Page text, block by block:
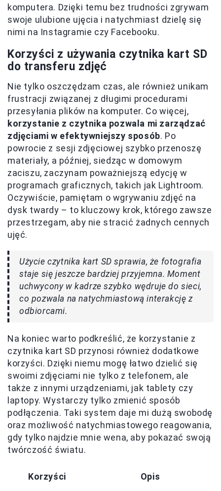
komputera. Dzięki temu bez trudności zgrywam
swoje ulubione ujęcia i natychmiast dzielę się
nimi na Instagramie czy Facebooku.
Korzyści z używania czytnika kart SD
do transferu zdjęć
Nie tylko oszczędzam czas, ale również unikam
frustracji związanej z długimi procedurami
przesyłania plików na komputer. Co więcej,
korzystanie z czytnika pozwala mi zarządzać
zdjęciami w efektywniejszy sposób. Po
powrocie z sesji zdjęciowej szybko przenoszę
materiały, a później, siedząc w domowym
zaciszu, zaczynam poważniejszą edycję w
programach graficznych, takich jak Lightroom.
Oczywiście, pamiętam o wgrywaniu zdjęć na
dysk twardy – to kluczowy krok, którego zawsze
przestrzegam, aby nie stracić żadnych cennych
ujęć.
Użycie czytnika kart SD sprawia, że fotografia
staje się jeszcze bardziej przyjemna. Moment
uchwycony w kadrze szybko wędruje do sieci,
co pozwala na natychmiastową interakcję z
odbiorcami.
Na koniec warto podkreślić, że korzystanie z
czytnika kart SD przynosi również dodatkowe
korzyści. Dzięki niemu mogę łatwo dzielić się
swoimi zdjęciami nie tylko z telefonem, ale
także z innymi urządzeniami, jak tablety czy
laptopy. Wystarczy tylko zmienić sposób
podłączenia. Taki system daje mi dużą swobodę
oraz możliwość natychmiastowego reagowania,
gdy tylko najdzie mnie wena, aby pokazać swoją
twórczość światu.
Korzyści Opis